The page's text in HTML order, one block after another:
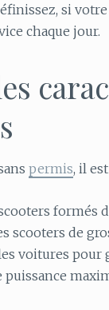
si
chaque jour.
permis, il
formés
scooters de
voitures pour